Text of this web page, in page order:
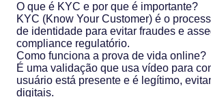
O que é KYC e por que é importante?
KYC (Know Your Customer) é o
de identidade para evitar fraudes e
compliance regulatório.
Como funciona a prova de vida online?
É uma validação que usa vídeo para
usuário está presente e é legítimo,
digitais.